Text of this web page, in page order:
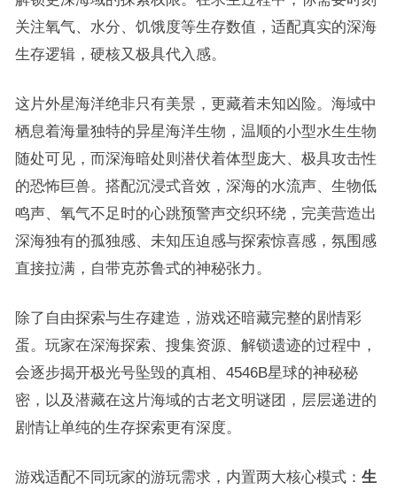
关注氧气、水分、饥饿度等生存数值，适配真实的深海
生存逻辑，硬核又极具代入感。
这片外星海洋绝非只有美景，更藏着未知凶险。海域中
栖息着海量独特的异星海洋生物，温顺的小型水生生物
随处可见，而深海暗处则潜伏着体型庞大、极具攻击性
的恐怖巨兽。搭配沉浸式音效，深海的水流声、生物低
鸣声、氧气不足时的心跳预警声交织环绕，完美营造出
深海独有的孤独感、未知压迫感与探索惊喜感，氛围感
直接拉满，自带克苏鲁式的神秘张力。
除了自由探索与生存建造，游戏还暗藏完整的剧情彩
蛋。玩家在深海探索、搜集资源、解锁遗迹的过程中，
会逐步揭开极光号坠毁的真相、4546B星球的神秘秘
密，以及潜藏在这片海域的古老文明谜团，层层递进的
剧情让单纯的生存探索更有深度。
游戏适配不同玩家的游玩需求，内置两大核心模式： 生